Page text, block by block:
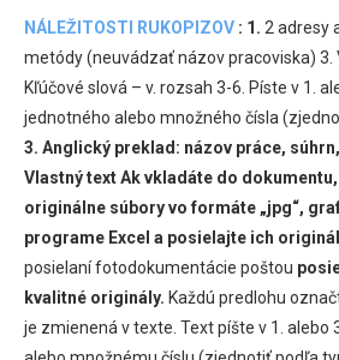
NÁLEŽITOSTI RUKOPIZOV : 1. 2 adresy
metódy (neuvádzať názov pracoviska) 3.
Kľúčové slová – v. rozsah 3-6. Píste v 1.
jednotného alebo množného čísla
3. Anglický preklad: názov práce,
Vlastný textAk vkladáte do
originálne súbory vo formáte „jpg“,
programe Excel a posielajte ich
posielaní fotodokumentácie poštou
kvalitné originály. Každú predlohu
je zmienená v texte. Text píšte v 1. alebo